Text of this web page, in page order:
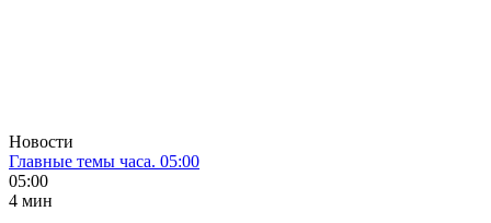
Новости
Главные темы часа. 05:00
05:00
4 мин